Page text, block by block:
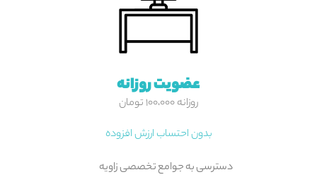
عضویت روزانه
روزانه ۱۰۰،۰۰۰ تومان
بدون احتساب ارزش افزوده
دسترسی به جوامع تخصصی زاویه